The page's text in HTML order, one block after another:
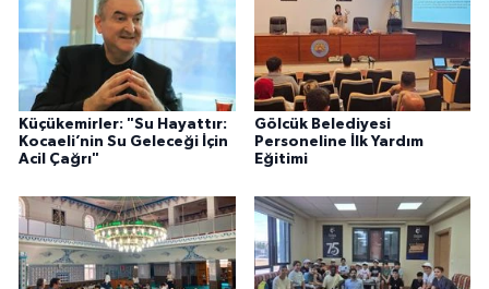
Küçükemirler: "Su Hayattır:
Kocaeli’nin Su Geleceği İçin
Acil Çağrı"
Gölcük Belediyesi
Personeline İlk Yardım
Eğitimi